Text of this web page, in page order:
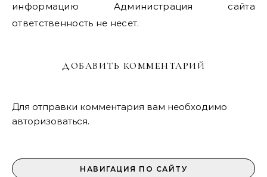
информацию Администрация сайта
ответственность не несет.
ДОБАВИТЬ КОММЕНТАРИЙ
Для отправки комментария вам необходимо
авторизоваться.
НАВИГАЦИЯ ПО САЙТУ